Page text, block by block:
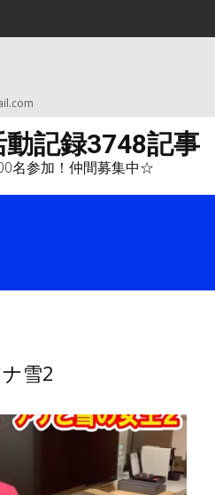
記録3748記事
名参加！仲間募集中☆
雪2